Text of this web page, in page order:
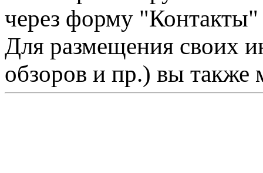
через форму "Контакты"
Для размещения своих
обзоров и пр.) вы также